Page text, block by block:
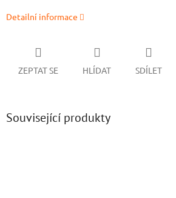
Detailní informace
ZEPTAT SE HLÍDAT SDÍLET
Související produkty